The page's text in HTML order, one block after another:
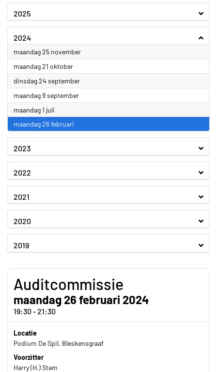
2025
2024
maandag 25 november2024
maandag 21 oktober2024
dinsdag 24 september2024
maandag 9 september2024
maandag 1 juli
maandag 26 februari
2023
2022
2021
2020
2019
Auditcommissie
maandag 26 februari 2024
19:30 - 21:30
Locatie
Podium De Spil, Bleskensgraaf
Voorzitter
Harry (H.) Stam